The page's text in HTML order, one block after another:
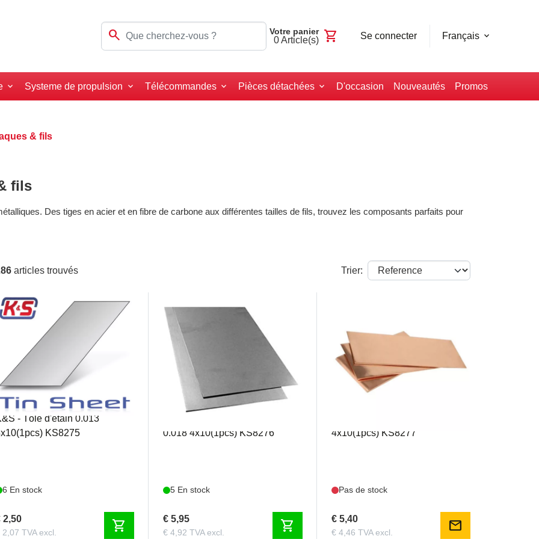
search Votre panier
0Article(s) shopping_cart Se connecter Français
Systeme de propulsion Télécommandes Pièces détachées D'occasion Nouveautés Promos
& fils
fils
Des tiges en acier et en fibre de carbone aux différentes tailles de fils, trouvez les composants parfaits pour
articles trouvés Trier:
- Tôle d'étain 0.013
KS8275
6 En stock
2,50
2,07 TVA excl. shopping_cart
0.018 4x10(1pcs) KS8276
5 En stock
€ 5,95
€ 4,92 TVA excl. shopping_cart
4x10(1pcs) KS8277
Pas de stock
€ 5,40
€ 4,46 TVA excl. mail